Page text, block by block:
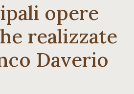
opere
realizzate
Daverio